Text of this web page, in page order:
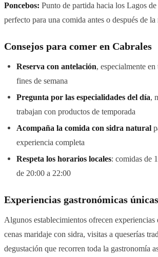
Poncebos: Punto de partida hacia los Lagos
perfecto para una comida antes o después de
Consejos para comer en Cabrales
Reserva con antelación, especialmente
fines de semana
Pregunta por las especialidades del día,
trabajan con productos de temporada
Acompaña la comida con sidra natural
experiencia completa
Respeta los horarios locales: comidas de
de 20:00 a 22:00
Experiencias gastronómicas únicas
Algunos establecimientos ofrecen experiencias
cenas maridaje con sidra, visitas a queserías
degustación que recorren toda la gastronomía